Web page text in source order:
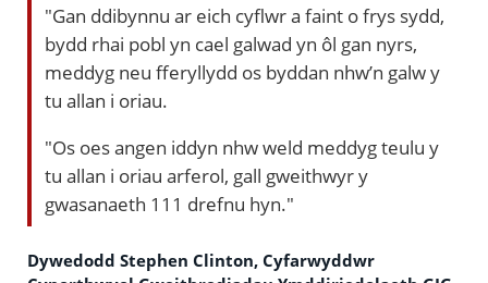
"Gan ddibynnu ar eich cyflwr a faint o frys sydd,
bydd rhai pobl yn cael galwad yn ôl gan nyrs,
meddyg neu fferyllydd os byddan nhw’n galw y
tu allan i oriau.
"Os oes angen iddyn nhw weld meddyg teulu y
tu allan i oriau arferol, gall gweithwyr y
gwasanaeth 111 drefnu hyn."
Dywedodd Stephen Clinton, Cyfarwyddwr